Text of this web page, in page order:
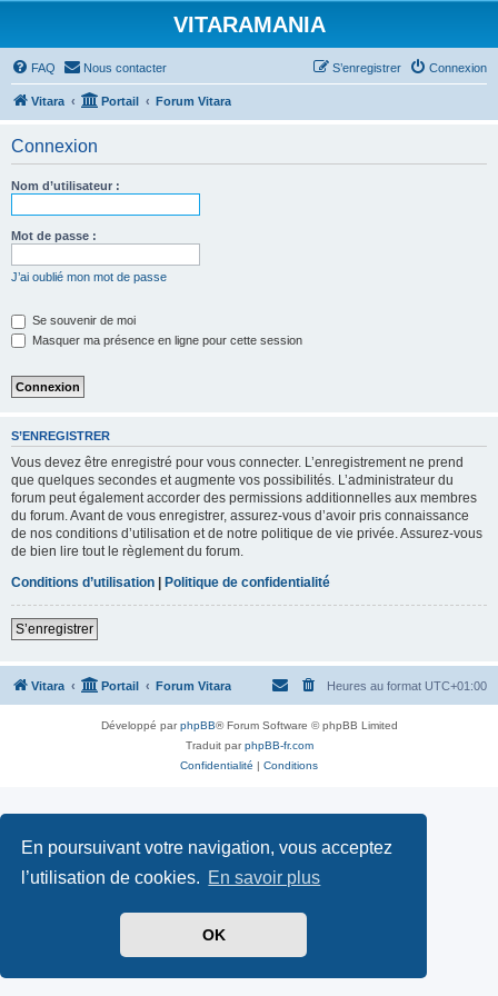
En poursuivant votre navigation, vous acceptez
l’utilisation de cookies. En savoir plus
OK
VITARAMANIA
FAQ Nous contacter Connexion
S’enregistrer
Vitara Portail Forum Vitara
Connexion
Nom d’utilisateur :
Mot de passe :
J’ai oublié mon mot de passe
Se souvenir de moi
Masquer ma présence en ligne pour cette session
S’ENREGISTRER
Vous devez être enregistré pour vous connecter. L’enregistrement ne prend
que quelques secondes et augmente vos possibilités. L’administrateur du
forum peut également accorder des permissions additionnelles aux membres
du forum. Avant de vous enregistrer, assurez-vous d’avoir pris connaissance
de nos conditions d’utilisation et de notre politique de vie privée. Assurez-vous
de bien lire tout le règlement du forum.
Conditions d’utilisation | Politique de confidentialité
S’enregistrer
Vitara Portail Forum Vitara Heures au format UTC+01:00
Développé parphpBB® Forum Software © phpBB Limited
Traduit parphpBB-fr.com
Confidentialité | Conditions